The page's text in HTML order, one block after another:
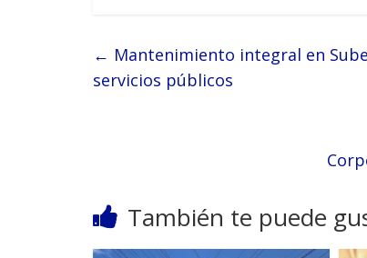
← Mantenimiento integral en
servicios públicos
También te puede